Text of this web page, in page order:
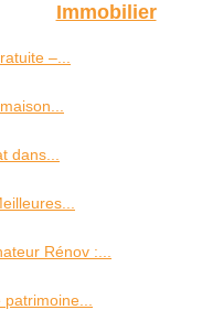
Immobilier
–...
dans...
Rénov :...